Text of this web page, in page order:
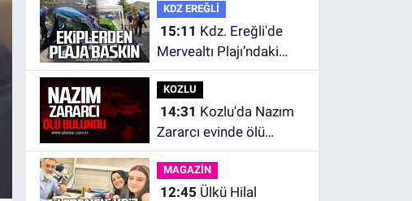
KDZ EREĞLİ
15:11
Mervealtı Plajı’ndaki
çadır ve baraka işgalleri
kaldırıldı.
KOZLU
14:31
Zararcı evinde ölü
bulundu.
MAGAZİN
12:45